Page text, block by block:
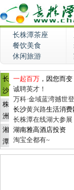
长株潭茶座
餐饮美食
休闲旅游
长
沙
株
洲
湘
潭
一起百万 ，因您而变
诚聘英才！
万科·金域蓝湾撼世
长沙黄兴路生活消费
长株潭在线湖大参展
湖南雅高酒店投资
淘宝全都有~